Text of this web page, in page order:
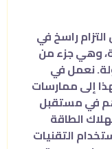
راسخ في
وهي جزء من
نعمل في
إلى ممارسات
في مستقبل
الطاقة
التقنيات